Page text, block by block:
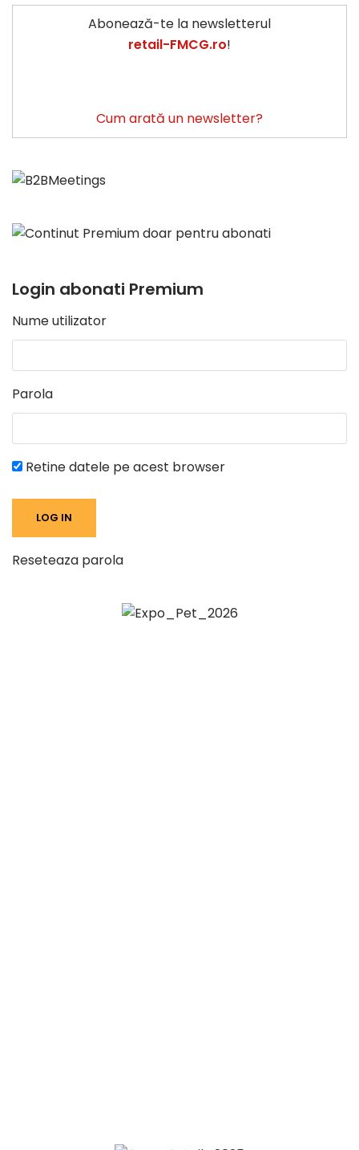
Abonează-te la newsletterul
retail-FMCG.ro!
Cum arată un newsletter?
Login abonati Premium
Nume utilizator
Parola
Retine datele pe acest browser
Reseteaza parola